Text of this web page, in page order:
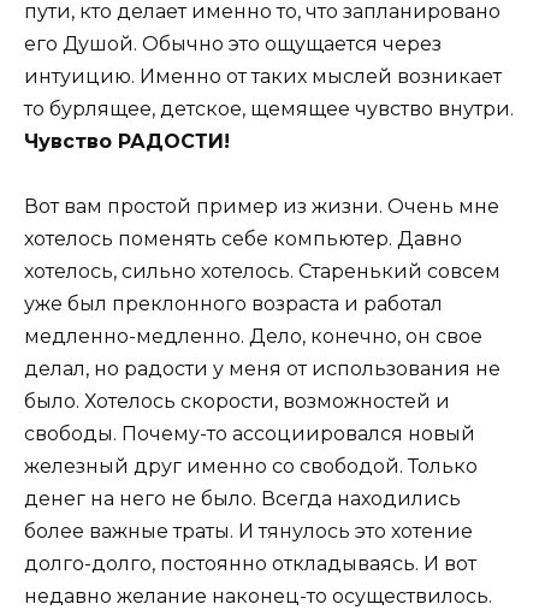
пути, кто делает именно то, что запланировано
его Душой. Обычно это ощущается через
интуицию. Именно от таких мыслей возникает
то бурлящее, детское, щемящее чувство внутри.
Чувство РАДОСТИ!
Вот вам простой пример из жизни. Очень мне
хотелось поменять себе компьютер. Давно
хотелось, сильно хотелось. Старенький совсем
уже был преклонного возраста и работал
медленно-медленно. Дело, конечно, он свое
делал, но радости у меня от использования не
было. Хотелось скорости, возможностей и
свободы. Почему-то ассоциировался новый
железный друг именно со свободой. Только
денег на него не было. Всегда находились
более важные траты. И тянулось это хотение
долго-долго, постоянно откладываясь. И вот
недавно желание наконец-то осуществилось.